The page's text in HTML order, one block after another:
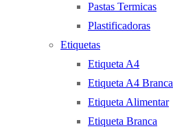
Pastas Termicas
Plastificadoras
Etiquetas
Etiqueta A4
Etiqueta A4 Branca
Etiqueta Alimentar
Etiqueta Branca